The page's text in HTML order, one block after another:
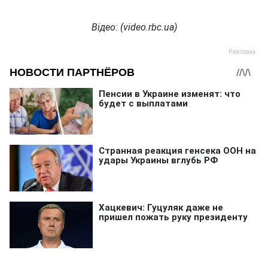
Відео: (video.rbc.ua)